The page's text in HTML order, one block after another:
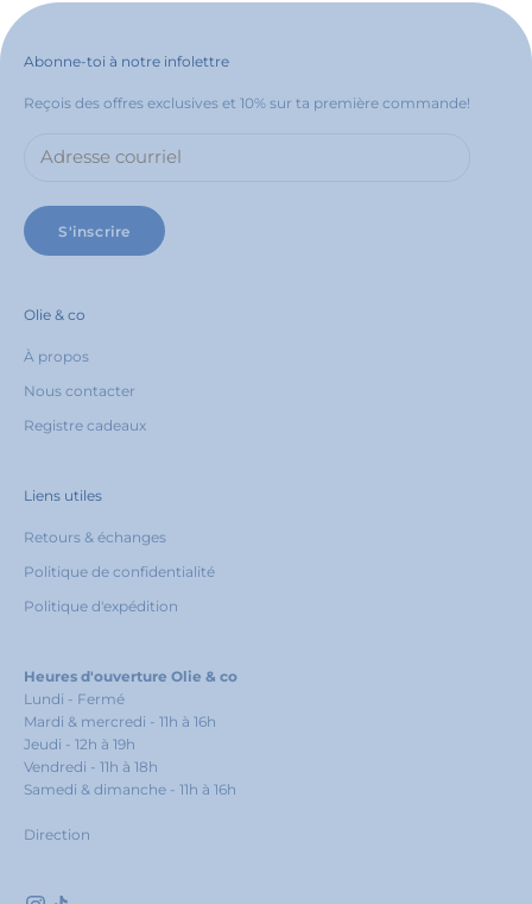
Abonne-toi à notre infolettre
Reçois des offres exclusives et 10% sur ta première commande!
S'inscrire
Olie & co
À propos
Nous contacter
Registre cadeaux
Liens utiles
Retours & échanges
Politique de confidentialité
Politique d'expédition
Heures d'ouverture Olie & co
Lundi - Fermé
Mardi & mercredi - 11h à 16h
Jeudi - 12h à 19h
Vendredi - 11h à 18h
Samedi & dimanche - 11h à 16h
Direction